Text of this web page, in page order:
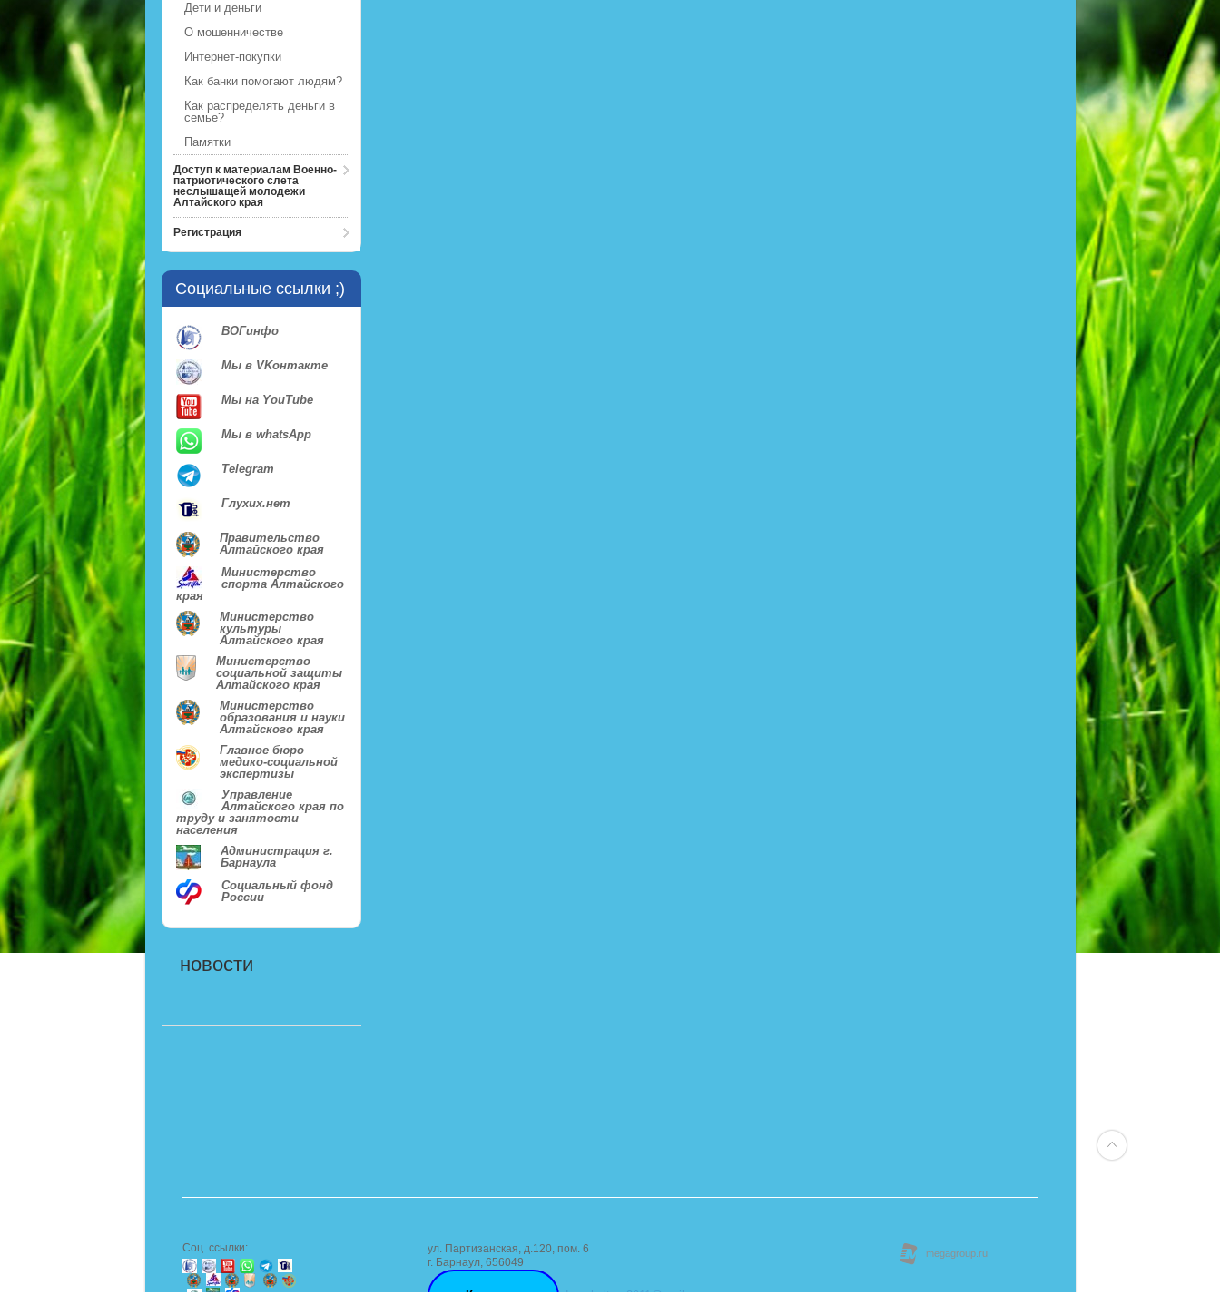
Дети и деньги
О мошенничестве
Интернет-покупки
Как банки помогают людям?
Как распределять деньги в
семье?
Памятки
Доступ к материалам Военно-
патриотического слета
неслышащей молодежи
Алтайского края
Регистрация
Социальные ссылки ;)
ВОГинфо
Мы в VKонтакте
Мы на YouTube
Мы в whatsApp
Telegram
Глухих.нет
Правительство
Алтайского края
Министерство
спорта Алтайского
края
Министерство
культуры
Алтайского края
Министерство
социальной защиты
Алтайского края
Министерство
образования и науки
Алтайского края
Главное бюро
медико-социальной
экспертизы
Управление
Алтайского края по
труду и занятости
населения
Администрация г.
Барнаула
Социальный фонд
России
новости
Соц. ссылки:
ул. Партизанская, д.120, пом. 6
г. Барнаул, 656049
Контакты dom_kultury2011@mail.ru